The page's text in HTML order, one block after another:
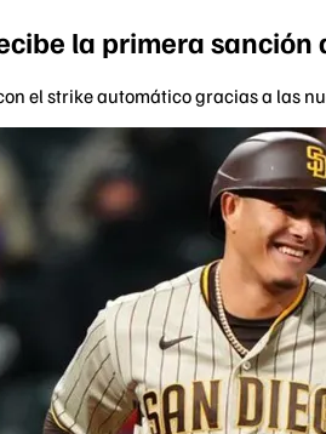
la primera
el strike automático gracias a las